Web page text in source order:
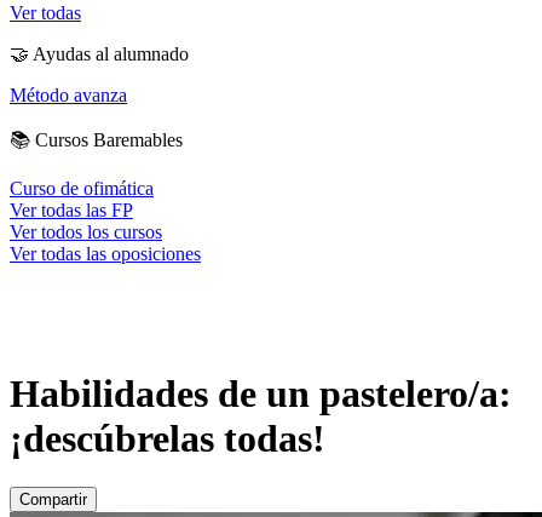
Ver todas
🤝 Ayudas al alumnado
Método avanza
📚 Cursos Baremables
Curso de ofimática
Ver todas las FP
Ver todos los cursos
Ver todas las oposiciones
Habilidades de un pastelero/a:
¡descúbrelas todas!
Compartir